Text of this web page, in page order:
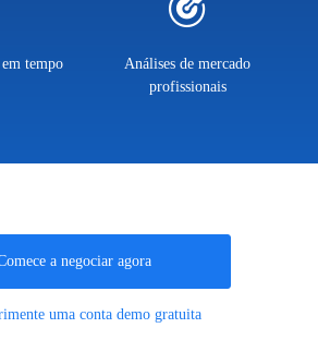
tempo
Análises de mercado
profissionais
a negociar agora
uma conta demo gratuita